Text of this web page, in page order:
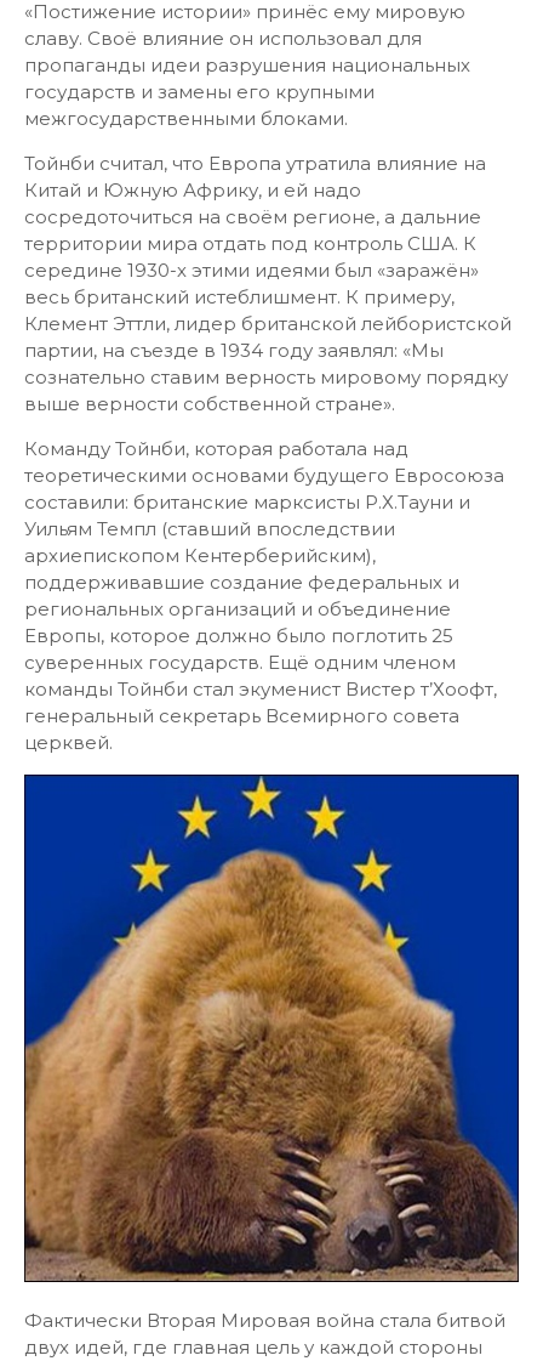
«Постижение истории» принёс ему мировую
славу. Своё влияние он использовал для
пропаганды идеи разрушения национальных
государств и замены его крупными
межгосударственными блоками.
Тойнби считал, что Европа утратила влияние на
Китай и Южную Африку, и ей надо
сосредоточиться на своём регионе, а дальние
территории мира отдать под контроль США. К
середине 1930-х этими идеями был «заражён»
весь британский истеблишмент. К примеру,
Клемент Эттли, лидер британской лейбористской
партии, на съезде в 1934 году заявлял: «Мы
сознательно ставим верность мировому порядку
выше верности собственной стране».
Команду Тойнби, которая работала над
теоретическими основами будущего Евросоюза
составили: британские марксисты Р.Х.Тауни и
Уильям Темпл (ставший впоследствии
архиепископом Кентерберийским),
поддерживавшие создание федеральных и
региональных организаций и объединение
Европы, которое должно было поглотить 25
суверенных государств. Ещё одним членом
команды Тойнби стал экуменист Вистер т’Хоофт,
генеральный секретарь Всемирного совета
церквей.
Фактически Вторая Мировая война стала битвой
двух идей, где главная цель у каждой стороны